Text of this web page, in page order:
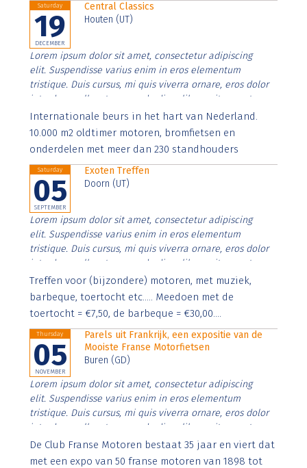
Saturday
19
DECEMBER
Central Classics
Houten (UT)
Lorem ipsum dolor sit amet, consectetur adipiscing
elit. Suspendisse varius enim in eros elementum
tristique. Duis cursus, mi quis viverra ornare, eros dolor
interdum nulla, ut commodo diam libero vitae erat.
Aenean faucibus nibh et justo cursus id rutrum lorem
imperdiet. Nunc ut sem vitae risus tristique posuere.
Internationale beurs in het hart van Nederland.
10.000 m2 oldtimer motoren, bromfietsen en
onderdelen met meer dan 230 standhouders
Saturday
05
SEPTEMBER
Exoten Treffen
Doorn (UT)
Lorem ipsum dolor sit amet, consectetur adipiscing
elit. Suspendisse varius enim in eros elementum
tristique. Duis cursus, mi quis viverra ornare, eros dolor
interdum nulla, ut commodo diam libero vitae erat.
Aenean faucibus nibh et justo cursus id rutrum lorem
imperdiet. Nunc ut sem vitae risus tristique posuere.
Treffen voor (bijzondere) motoren, met muziek,
barbeque, toertocht etc..... Meedoen met de
toertocht = €7,50, de barbeque = €30,00....
Thursday
05
NOVEMBER
Parels uit Frankrijk, een expositie van de
Mooiste Franse Motorfietsen
Buren (GD)
Lorem ipsum dolor sit amet, consectetur adipiscing
elit. Suspendisse varius enim in eros elementum
tristique. Duis cursus, mi quis viverra ornare, eros dolor
interdum nulla, ut commodo diam libero vitae erat.
Aenean faucibus nibh et justo cursus id rutrum lorem
imperdiet. Nunc ut sem vitae risus tristique posuere.
De Club Franse Motoren bestaat 35 jaar en viert dat
met een expo van 50 franse motoren van 1898 tot